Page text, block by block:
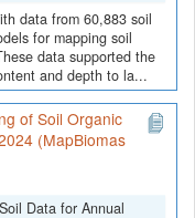
data from 60,883 soil
for mapping soil
data supported the
and depth to la...
of Soil Organic
(MapBiomas
Data for Annual